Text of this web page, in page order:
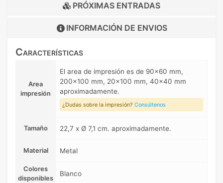
PRÓXIMAS ENTRADAS
INFORMACIÓN DE ENVIOS
Características
Area
impresión
El area de impresión es de 90x60 mm,
200x100 mm, 20x100 mm, 40x40 mm
aproximadamente.
¿Dudas sobre la impresión? Consúltenos
Tamaño 22,7 x Ø 7,1 cm. aproximadamente.
Material Metal
Colores
disponibles
Blanco